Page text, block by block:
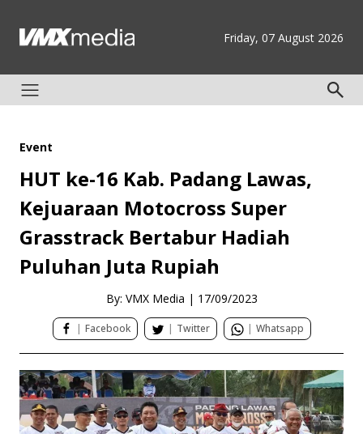
Friday, 07 August 2026
Event
HUT ke-16 Kab. Padang Lawas,
Kejuaraan Motocross Super
Grasstrack Bertabur Hadiah
Puluhan Juta Rupiah
By: VMX Media | 17/09/2023
| Facebook | Twitter | Whatsapp